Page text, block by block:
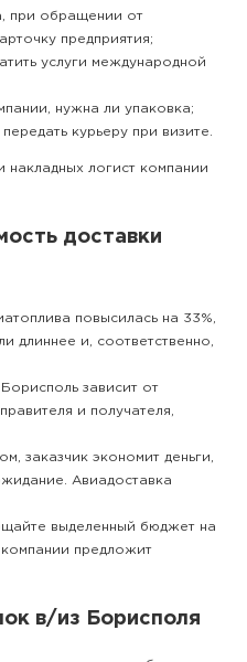
при обращении от
предприятия;
услуги международной
нужна ли упаковка;
курьеру при визите.
логист компании
доставки
повысилась на 33%,
длиннее и, соответственно,
зависит от
и получателя,
заказчик экономит деньги,
Авиадоставка
выделенный бюджет на
компании предложит
в/из Борисполя